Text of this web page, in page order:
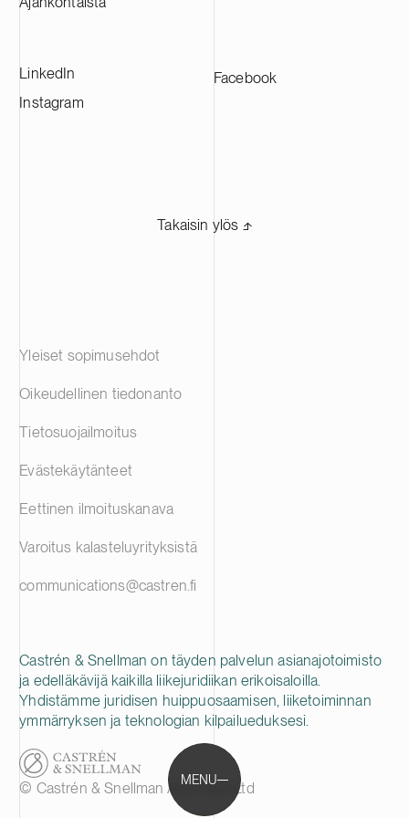
MENU
LinkedIn
Instagram
Facebook
Takaisin ylös ⬏
Castrén & Snellman on täyden palvelun asianajotoimisto
ja edelläkävijä kaikilla liikejuridiikan erikoisaloilla.
Yhdistämme juridisen huippuosaamisen, liiketoiminnan
ymmärryksen ja teknologian kilpailueduksesi.
© Castrén & Snellman Attorneys Ltd
Yleiset sopimusehdot
Oikeudellinen tiedonanto
Tietosuojailmoitus
Evästekäytänteet
Eettinen ilmoituskanava
Varoitus kalasteluyrityksistä
communications@castren.fi